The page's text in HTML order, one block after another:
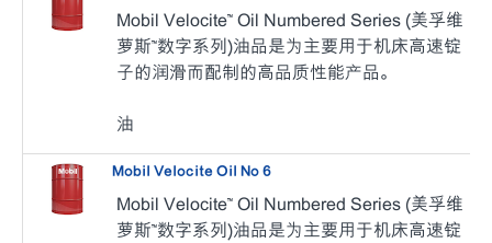
Mobil Velocite™ Oil Numbered Series (美孚维
萝斯™数字系列)油品是为主要用于机床高速锭
子的润滑而配制的高品质性能产品。
油
Mobil Velocite Oil No 6
Mobil Velocite™ Oil Numbered Series (美孚维
萝斯™数字系列)油品是为主要用于机床高速锭